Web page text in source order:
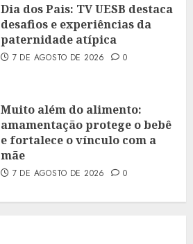
Dia dos Pais: TV UESB destaca
desafios e experiências da
paternidade atípica
7 DE AGOSTO DE 2026 0
Muito além do alimento:
amamentação protege o bebê
e fortalece o vínculo com a
mãe
7 DE AGOSTO DE 2026 0